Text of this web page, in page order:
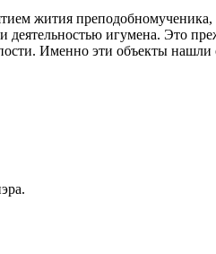
жития преподобномученика,
игумена. Это
Именно эти объекты нашли